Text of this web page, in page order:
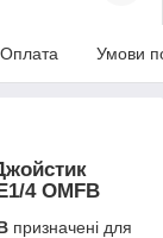
Оплата Умови
4 OMFB
призначені для